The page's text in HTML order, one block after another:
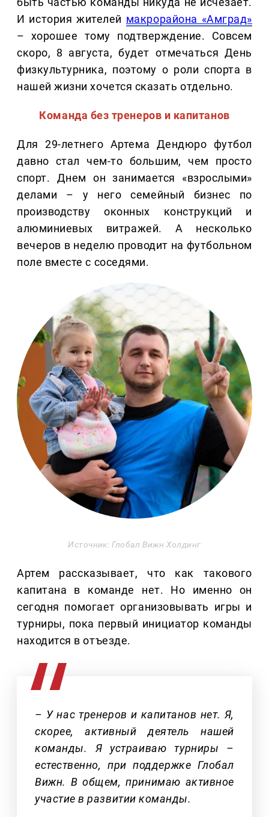
И история жителей макрорайона «Амград»
– хорошее тому подтверждение. Совсем
скоро, 8 августа, будет отмечаться День
физкультурника, поэтому о роли спорта в
нашей жизни хочется сказать отдельно.
Команда без тренеров и капитанов
Для 29-летнего Артема Дендюро футбол
давно стал чем-то большим, чем просто
спорт. Днем он занимается «взрослыми»
делами – у него семейный бизнес по
производству оконных конструкций и
алюминиевых витражей. А несколько
вечеров в неделю проводит на футбольном
поле вместе с соседями.
Источник: Глобал Вижн Холдинг
Артем рассказывает, что как такового
капитана в команде нет. Но именно он
сегодня помогает организовывать игры и
турниры, пока первый инициатор команды
находится в отъезде.
– У нас тренеров и капитанов нет. Я,
скорее, активный деятель нашей
команды. Я устраиваю турниры –
естественно, при поддержке Глобал
Вижн. В общем, принимаю активное
участие в развитии команды.